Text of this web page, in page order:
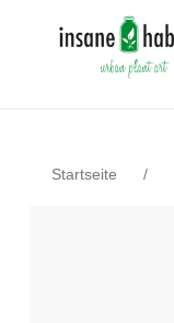
Startseite /